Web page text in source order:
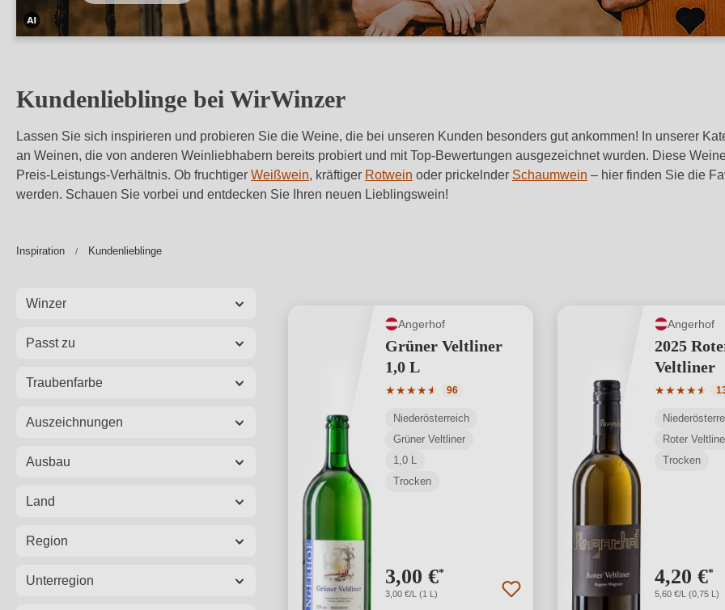
Dieses
mithilfe
KI
verändert.
Kundenlieblinge bei WirWinzer
Lassen Sie sich inspirieren und probieren Sie die Weine, die bei unseren Kunden besonders gut ankommen! In unserer
an Weinen, die von anderen Weinliebhabern bereits probiert und mit Top-Bewertungen ausgezeichnet wurden. Diese
Preis-Leistungs-Verhältnis. Ob fruchtiger Weißwein, kräftiger Rotwein oder prickelnder Schaumwein – hier finden Sie die
werden. Schauen Sie vorbei und entdecken Sie Ihren neuen Lieblingswein!
Inspiration Kundenlieblinge
Winzer
Passt zu
Traubenfarbe
Auszeichnungen
Ausbau
Land
Region
Unterregion
Angerhof
Grüner Veltliner
1,0 L
★★★★★
★
Durchschnittliche Bewertung von 4.8 von 5 Sternen
96
Niederösterreich
Grüner Veltliner
1,0 L
Trocken
3,00 €*
3,00 €/L (1 L)
Angerhof
2025
Veltliner
★★★★★
★
Roter
Trocken
4,20 €*
5,60 €/L (0,75 L)